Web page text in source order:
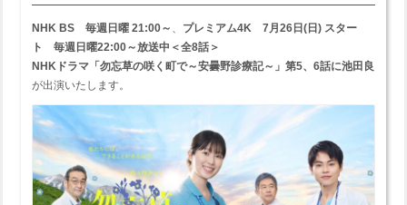
NHK BS 毎週日曜 21:00～
プレミアム4K 7月26日(日) スター
ト 毎週日曜22:00～放送中＜全8話＞
NHKドラマ「勿忘草の咲く町で～安曇野診療記～」 第5、6話に池田良
が出演いたします。